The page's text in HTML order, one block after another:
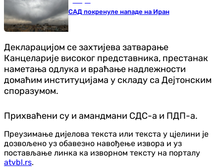
САД покренуле нападе на Иран
Декларацијом се захтијева затварање
Канцеларије високог представника, престанак
наметања одлука и враћање надлежности
домаћим институцијама у складу са Дејтонским
споразумом.
Прихваћени су и амандмани СДС-а и ПДП-а.
Преузимање дијелова текста или текста у цјелини је
дозвољено уз обавезно навођење извора и уз
постављање линка ка изворном тексту на порталу
atvbl.rs.